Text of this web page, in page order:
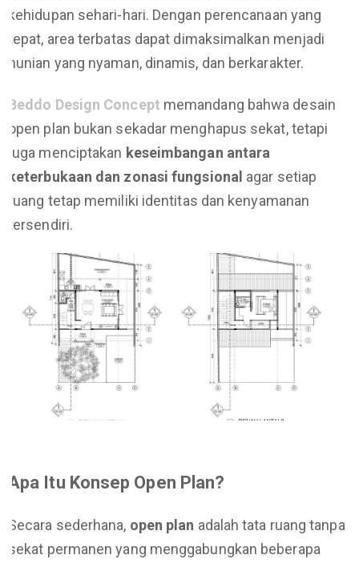
kehidupan sehari-hari. Dengan perencanaan yang
tepat, area terbatas dapat dimaksimalkan menjadi
hunian yang nyaman, dinamis, dan berkarakter.
Beddo Design Concept memandang bahwa desain
open plan bukan sekadar menghapus sekat, tetapi
juga menciptakan keseimbangan antara
keterbukaan dan zonasi fungsional agar setiap
ruang tetap memiliki identitas dan kenyamanan
tersendiri.
Apa Itu Konsep Open Plan?
Secara sederhana, open plan adalah tata ruang tanpa
sekat permanen yang menggabungkan beberapa